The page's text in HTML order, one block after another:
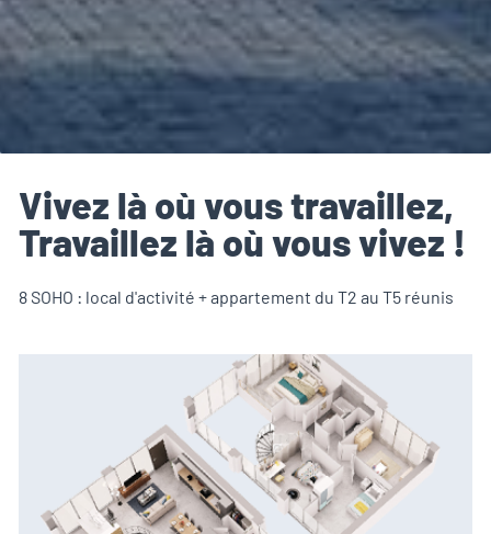
Vivez là où vous travaillez,
Travaillez là où vous vivez !
8 SOHO : local d'activité + appartement du T2 au T5 réunis